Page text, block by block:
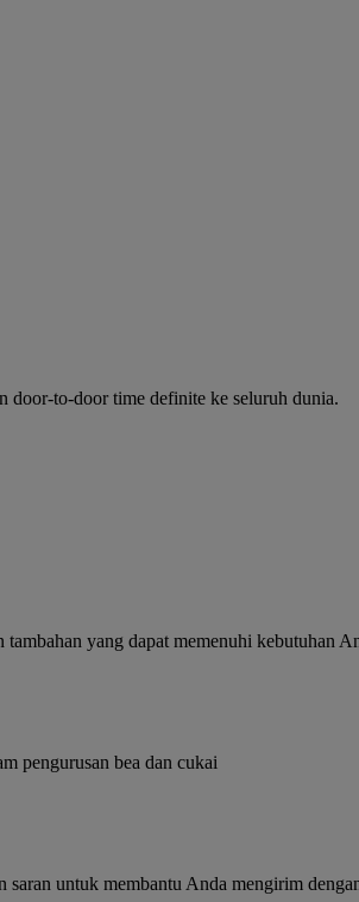
door-to-door time definite ke seluruh dunia.
yang dapat memenuhi kebutuhan
pengurusan bea dan cukai
untuk membantu Anda mengirim